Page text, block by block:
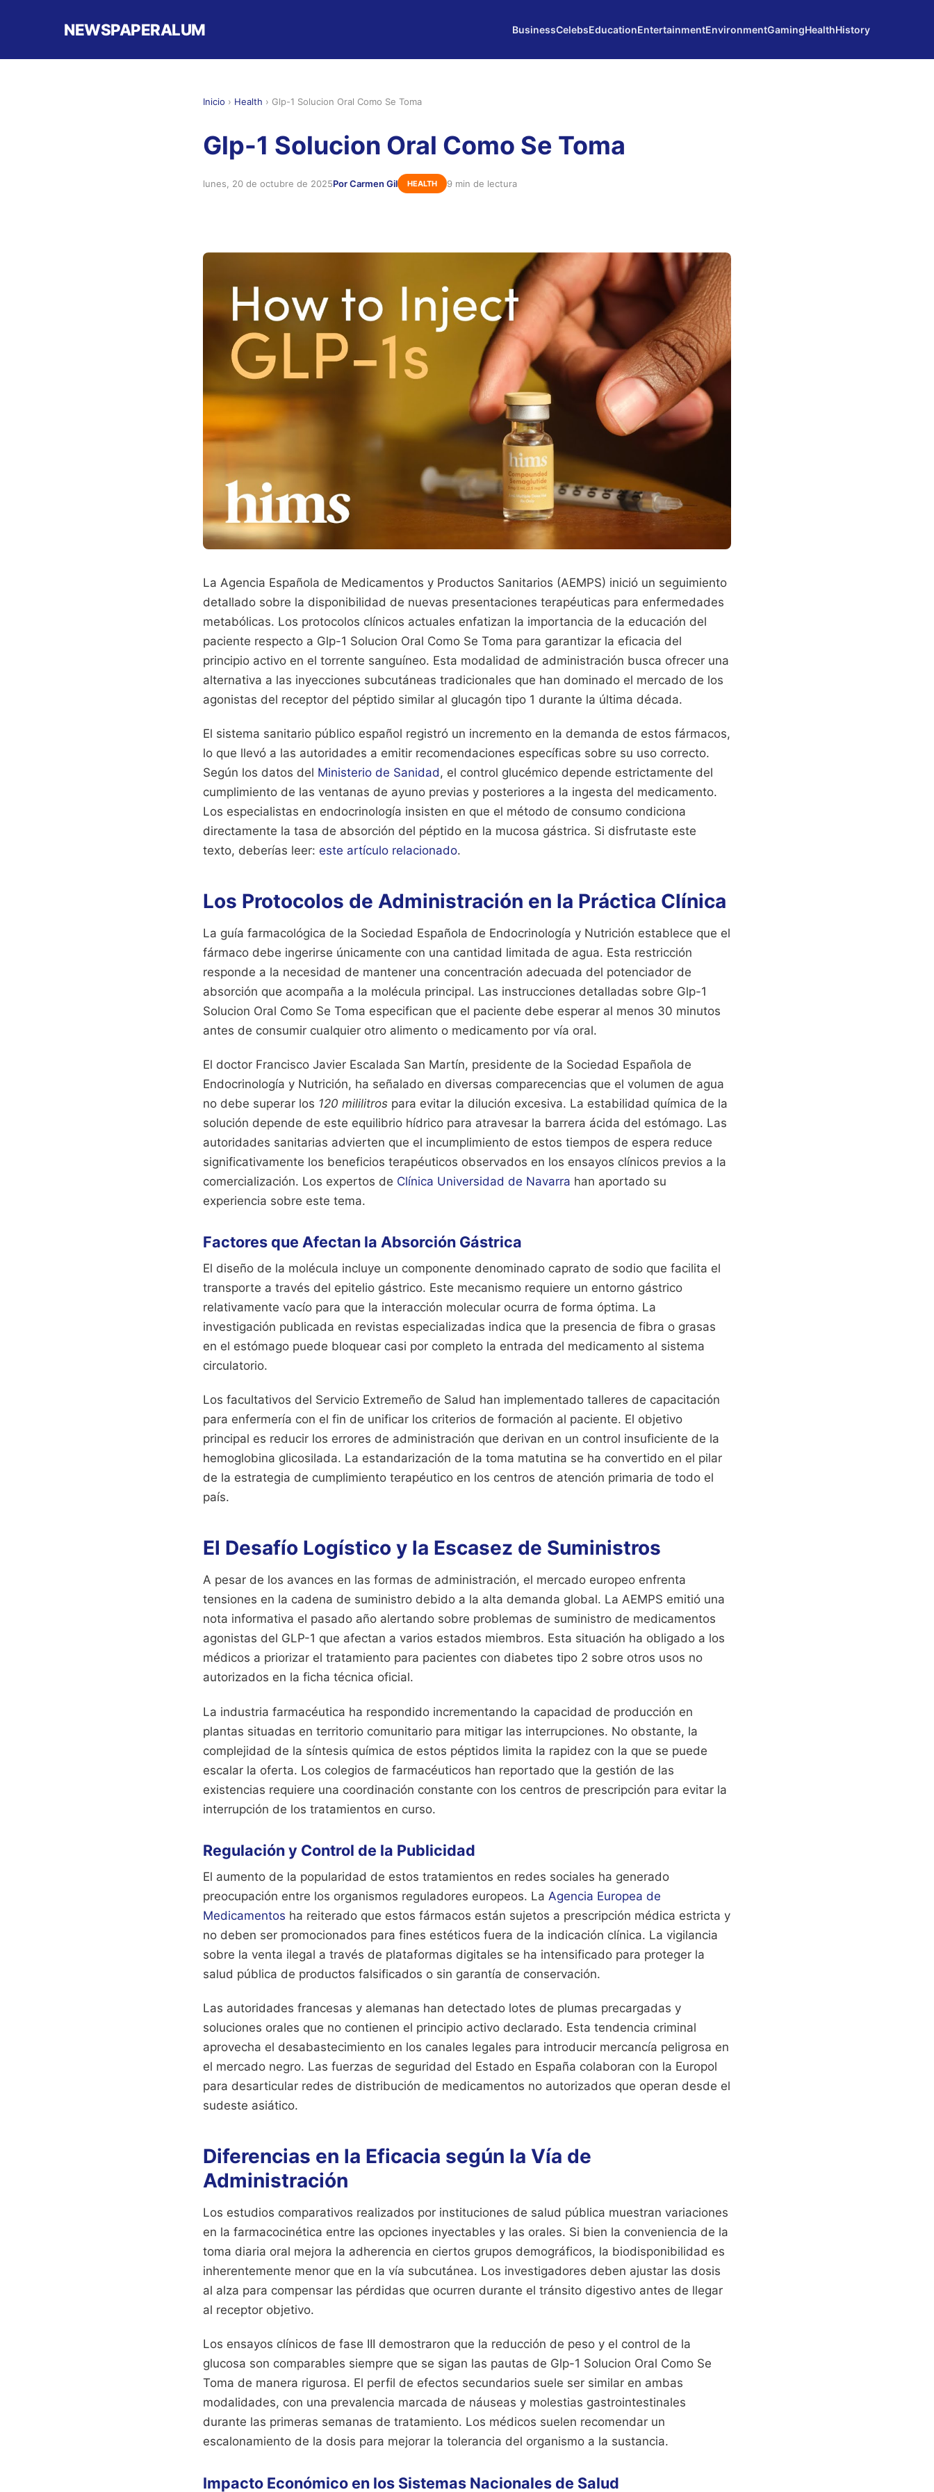
NEWSPAPERALUM BusinessCelebsEducationEntertainmentEnvironmentGamingHealthHistory
Inicio › Health › Glp-1 Solucion Oral Como Se Toma
Glp-1 Solucion Oral Como Se Toma
lunes, 20 de octubre de 2025Por Carmen Gil HEALTH 9 min de lectura
La Agencia Española de Medicamentos y Productos Sanitarios (AEMPS) inició un seguimiento
detallado sobre la disponibilidad de nuevas presentaciones terapéuticas para enfermedades
metabólicas. Los protocolos clínicos actuales enfatizan la importancia de la educación del
paciente respecto a Glp-1 Solucion Oral Como Se Toma para garantizar la eficacia del
principio activo en el torrente sanguíneo. Esta modalidad de administración busca ofrecer una
alternativa a las inyecciones subcutáneas tradicionales que han dominado el mercado de los
agonistas del receptor del péptido similar al glucagón tipo 1 durante la última década.
El sistema sanitario público español registró un incremento en la demanda de estos fármacos,
lo que llevó a las autoridades a emitir recomendaciones específicas sobre su uso correcto.
Según los datos del Ministerio de Sanidad , el control glucémico depende estrictamente del
cumplimiento de las ventanas de ayuno previas y posteriores a la ingesta del medicamento.
Los especialistas en endocrinología insisten en que el método de consumo condiciona
directamente la tasa de absorción del péptido en la mucosa gástrica. Si disfrutaste este
texto, deberías leer: este artículo relacionado.
Los Protocolos de Administración en la Práctica Clínica
La guía farmacológica de la Sociedad Española de Endocrinología y Nutrición establece que el
fármaco debe ingerirse únicamente con una cantidad limitada de agua. Esta restricción
responde a la necesidad de mantener una concentración adecuada del potenciador de
absorción que acompaña a la molécula principal. Las instrucciones detalladas sobre Glp-1
Solucion Oral Como Se Toma especifican que el paciente debe esperar al menos 30 minutos
antes de consumir cualquier otro alimento o medicamento por vía oral.
El doctor Francisco Javier Escalada San Martín, presidente de la Sociedad Española de
Endocrinología y Nutrición, ha señalado en diversas comparecencias que el volumen de agua
no debe superar los 120 mililitros para evitar la dilución excesiva. La estabilidad química de la
solución depende de este equilibrio hídrico para atravesar la barrera ácida del estómago. Las
autoridades sanitarias advierten que el incumplimiento de estos tiempos de espera reduce
significativamente los beneficios terapéuticos observados en los ensayos clínicos previos a la
comercialización. Los expertos de Clínica Universidad de Navarra han aportado su
experiencia sobre este tema.
Factores que Afectan la Absorción Gástrica
El diseño de la molécula incluye un componente denominado caprato de sodio que facilita el
transporte a través del epitelio gástrico. Este mecanismo requiere un entorno gástrico
relativamente vacío para que la interacción molecular ocurra de forma óptima. La
investigación publicada en revistas especializadas indica que la presencia de fibra o grasas
en el estómago puede bloquear casi por completo la entrada del medicamento al sistema
circulatorio.
Los facultativos del Servicio Extremeño de Salud han implementado talleres de capacitación
para enfermería con el fin de unificar los criterios de formación al paciente. El objetivo
principal es reducir los errores de administración que derivan en un control insuficiente de la
hemoglobina glicosilada. La estandarización de la toma matutina se ha convertido en el pilar
de la estrategia de cumplimiento terapéutico en los centros de atención primaria de todo el
país.
El Desafío Logístico y la Escasez de Suministros
A pesar de los avances en las formas de administración, el mercado europeo enfrenta
tensiones en la cadena de suministro debido a la alta demanda global. La AEMPS emitió una
nota informativa el pasado año alertando sobre problemas de suministro de medicamentos
agonistas del GLP-1 que afectan a varios estados miembros. Esta situación ha obligado a los
médicos a priorizar el tratamiento para pacientes con diabetes tipo 2 sobre otros usos no
autorizados en la ficha técnica oficial.
La industria farmacéutica ha respondido incrementando la capacidad de producción en
plantas situadas en territorio comunitario para mitigar las interrupciones. No obstante, la
complejidad de la síntesis química de estos péptidos limita la rapidez con la que se puede
escalar la oferta. Los colegios de farmacéuticos han reportado que la gestión de las
existencias requiere una coordinación constante con los centros de prescripción para evitar la
interrupción de los tratamientos en curso.
Regulación y Control de la Publicidad
El aumento de la popularidad de estos tratamientos en redes sociales ha generado
preocupación entre los organismos reguladores europeos. La Agencia Europea de
Medicamentos ha reiterado que estos fármacos están sujetos a prescripción médica estricta y
no deben ser promocionados para fines estéticos fuera de la indicación clínica. La vigilancia
sobre la venta ilegal a través de plataformas digitales se ha intensificado para proteger la
salud pública de productos falsificados o sin garantía de conservación.
Las autoridades francesas y alemanas han detectado lotes de plumas precargadas y
soluciones orales que no contienen el principio activo declarado. Esta tendencia criminal
aprovecha el desabastecimiento en los canales legales para introducir mercancía peligrosa en
el mercado negro. Las fuerzas de seguridad del Estado en España colaboran con la Europol
para desarticular redes de distribución de medicamentos no autorizados que operan desde el
sudeste asiático.
Diferencias en la Eficacia según la Vía de
Administración
Los estudios comparativos realizados por instituciones de salud pública muestran variaciones
en la farmacocinética entre las opciones inyectables y las orales. Si bien la conveniencia de la
toma diaria oral mejora la adherencia en ciertos grupos demográficos, la biodisponibilidad es
inherentemente menor que en la vía subcutánea. Los investigadores deben ajustar las dosis
al alza para compensar las pérdidas que ocurren durante el tránsito digestivo antes de llegar
al receptor objetivo.
Los ensayos clínicos de fase III demostraron que la reducción de peso y el control de la
glucosa son comparables siempre que se sigan las pautas de Glp-1 Solucion Oral Como Se
Toma de manera rigurosa. El perfil de efectos secundarios suele ser similar en ambas
modalidades, con una prevalencia marcada de náuseas y molestias gastrointestinales
durante las primeras semanas de tratamiento. Los médicos suelen recomendar un
escalonamiento de la dosis para mejorar la tolerancia del organismo a la sustancia.
Impacto Económico en los Sistemas Nacionales de Salud